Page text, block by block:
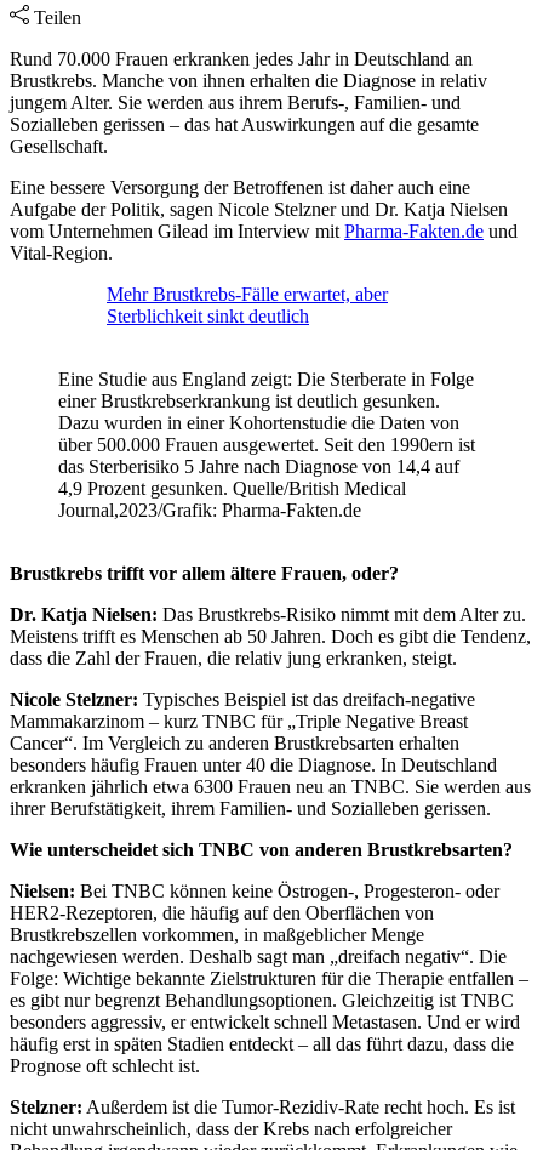
Teilen
Rund 70.000 Frauen erkranken jedes Jahr in Deutschland an
Brustkrebs. Manche von ihnen erhalten die Diagnose in relativ
jungem Alter. Sie werden aus ihrem Berufs-, Familien- und
Sozialleben gerissen – das hat Auswirkungen auf die gesamte
Gesellschaft.
Eine bessere Versorgung der Betroffenen ist daher auch eine
Aufgabe der Politik, sagen Nicole Stelzner und Dr. Katja Nielsen
vom Unternehmen Gilead im Interview mit Pharma-Fakten.de und
Vital-Region.
Mehr Brustkrebs-Fälle erwartet, aber
Sterblichkeit sinkt deutlich
Eine Studie aus England zeigt: Die Sterberate in Folge
einer Brustkrebserkrankung ist deutlich gesunken.
Dazu wurden in einer Kohortenstudie die Daten von
über 500.000 Frauen ausgewertet. Seit den 1990ern ist
das Sterberisiko 5 Jahre nach Diagnose von 14,4 auf
4,9 Prozent gesunken. Quelle/British Medical
Journal,2023/Grafik: Pharma-Fakten.de
Brustkrebs trifft vor allem ältere Frauen, oder?
Dr. Katja Nielsen: Das Brustkrebs-Risiko nimmt mit dem Alter zu.
Meistens trifft es Menschen ab 50 Jahren. Doch es gibt die Tendenz,
dass die Zahl der Frauen, die relativ jung erkranken, steigt.
Nicole Stelzner: Typisches Beispiel ist das dreifach-negative
Mammakarzinom – kurz TNBC für „Triple Negative Breast
Cancer“. Im Vergleich zu anderen Brustkrebsarten erhalten
besonders häufig Frauen unter 40 die Diagnose. In Deutschland
erkranken jährlich etwa 6300 Frauen neu an TNBC. Sie werden aus
ihrer Berufstätigkeit, ihrem Familien- und Sozialleben gerissen.
Wie unterscheidet sich TNBC von anderen Brustkrebsarten?
Nielsen: Bei TNBC können keine Östrogen-, Progesteron- oder
HER2-Rezeptoren, die häufig auf den Oberflächen von
Brustkrebszellen vorkommen, in maßgeblicher Menge
nachgewiesen werden. Deshalb sagt man „dreifach negativ“. Die
Folge: Wichtige bekannte Zielstrukturen für die Therapie entfallen –
es gibt nur begrenzt Behandlungsoptionen. Gleichzeitig ist TNBC
besonders aggressiv, er entwickelt schnell Metastasen. Und er wird
häufig erst in späten Stadien entdeckt – all das führt dazu, dass die
Prognose oft schlecht ist.
Stelzner: Außerdem ist die Tumor-Rezidiv-Rate recht hoch. Es ist
nicht unwahrscheinlich, dass der Krebs nach erfolgreicher